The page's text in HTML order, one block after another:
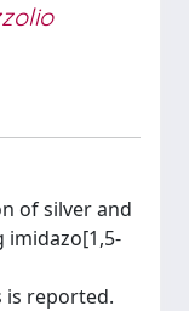
of silver and
imidazo[1,5-
is reported.